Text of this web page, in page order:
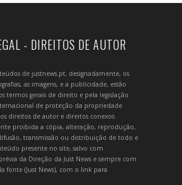
- DIREITOS DE AUTOR
de justnews.pt, designadamente, os
as imagens, e a publicidade, estão
termos gerais de direito e pela legislação
de proteção da propriedade
direitos de autor e direitos conexos.
proibida a cópia, alteração, reprodução,
transmissão ou distribuição de todo e
presente no site, salvo com
da Direção da Just News e sempre com
fonte (Just News), com o link para